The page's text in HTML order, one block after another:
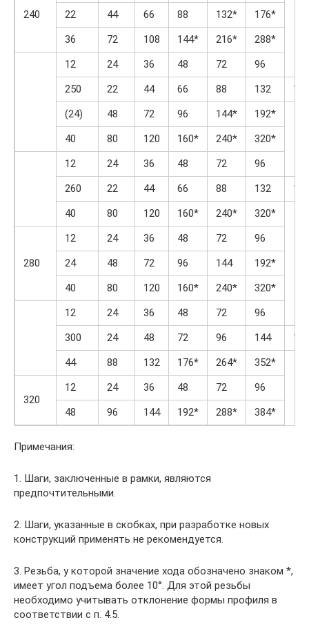
240
22
44 66 88 132*
176*
36
72 108 144* 216*
288*
12
24 36 48 72
96
250
22 44 66 88 132
(24)
48 72 96 144*
192*
40
80 120 160* 240*
320*
12
24 36 48 72
96
260
22 44 66 88 132
40
80 120 160* 240* 320*
280
12 24 36 48 72
96
24
48 72 96 144
192*
40
80 120 160* 240*
320*
12
24 36 48 72
96
300
24 48 72 96 144
44
88 132 176* 264* 352*
320
12 24 36 48 72
96
48
96 144 192* 288* 384*
Примечания:
1. Шаги, заключенные в рамки, являются
предпочтительными.
2. Шаги, указанные в скобках, при разработке новых
конструкций применять не рекомендуется.
3. Резьба, у которой значение хода обозначено знаком *,
имеет угол подъема более 10°. Для этой резьбы
необходимо учитывать отклонение формы профиля в
соответствии с п. 4.5.